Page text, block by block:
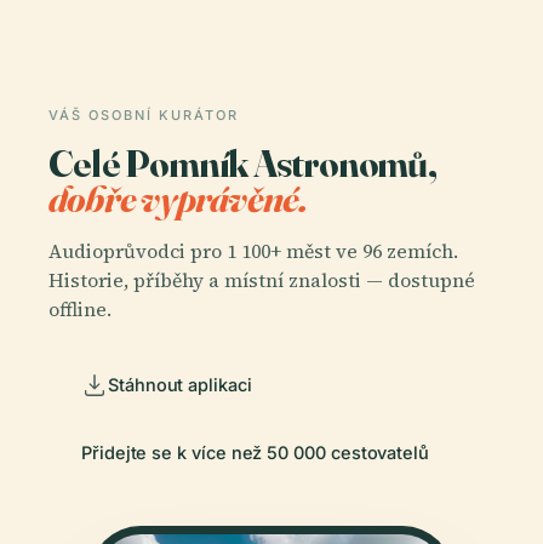
VÁŠ OSOBNÍ KURÁTOR
Celé Pomník Astronomů,
dobře vyprávěné.
Audioprůvodci pro 1 100+ měst ve 96 zemích.
Historie, příběhy a místní znalosti — dostupné
offline.
Stáhnout aplikaci
Přidejte se k více než 50 000 cestovatelů